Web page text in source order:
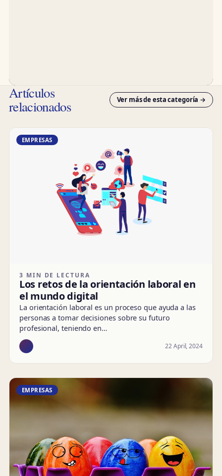
Artículos
relacionados Ver más de esta categoría →
EMPRESAS
3 MIN DE LECTURA
Los retos de la orientación laboral en
el mundo digital
La orientación laboral es un proceso que ayuda a las
personas a tomar decisiones sobre su futuro
profesional, teniendo en…
22 April, 2024
EMPRESAS